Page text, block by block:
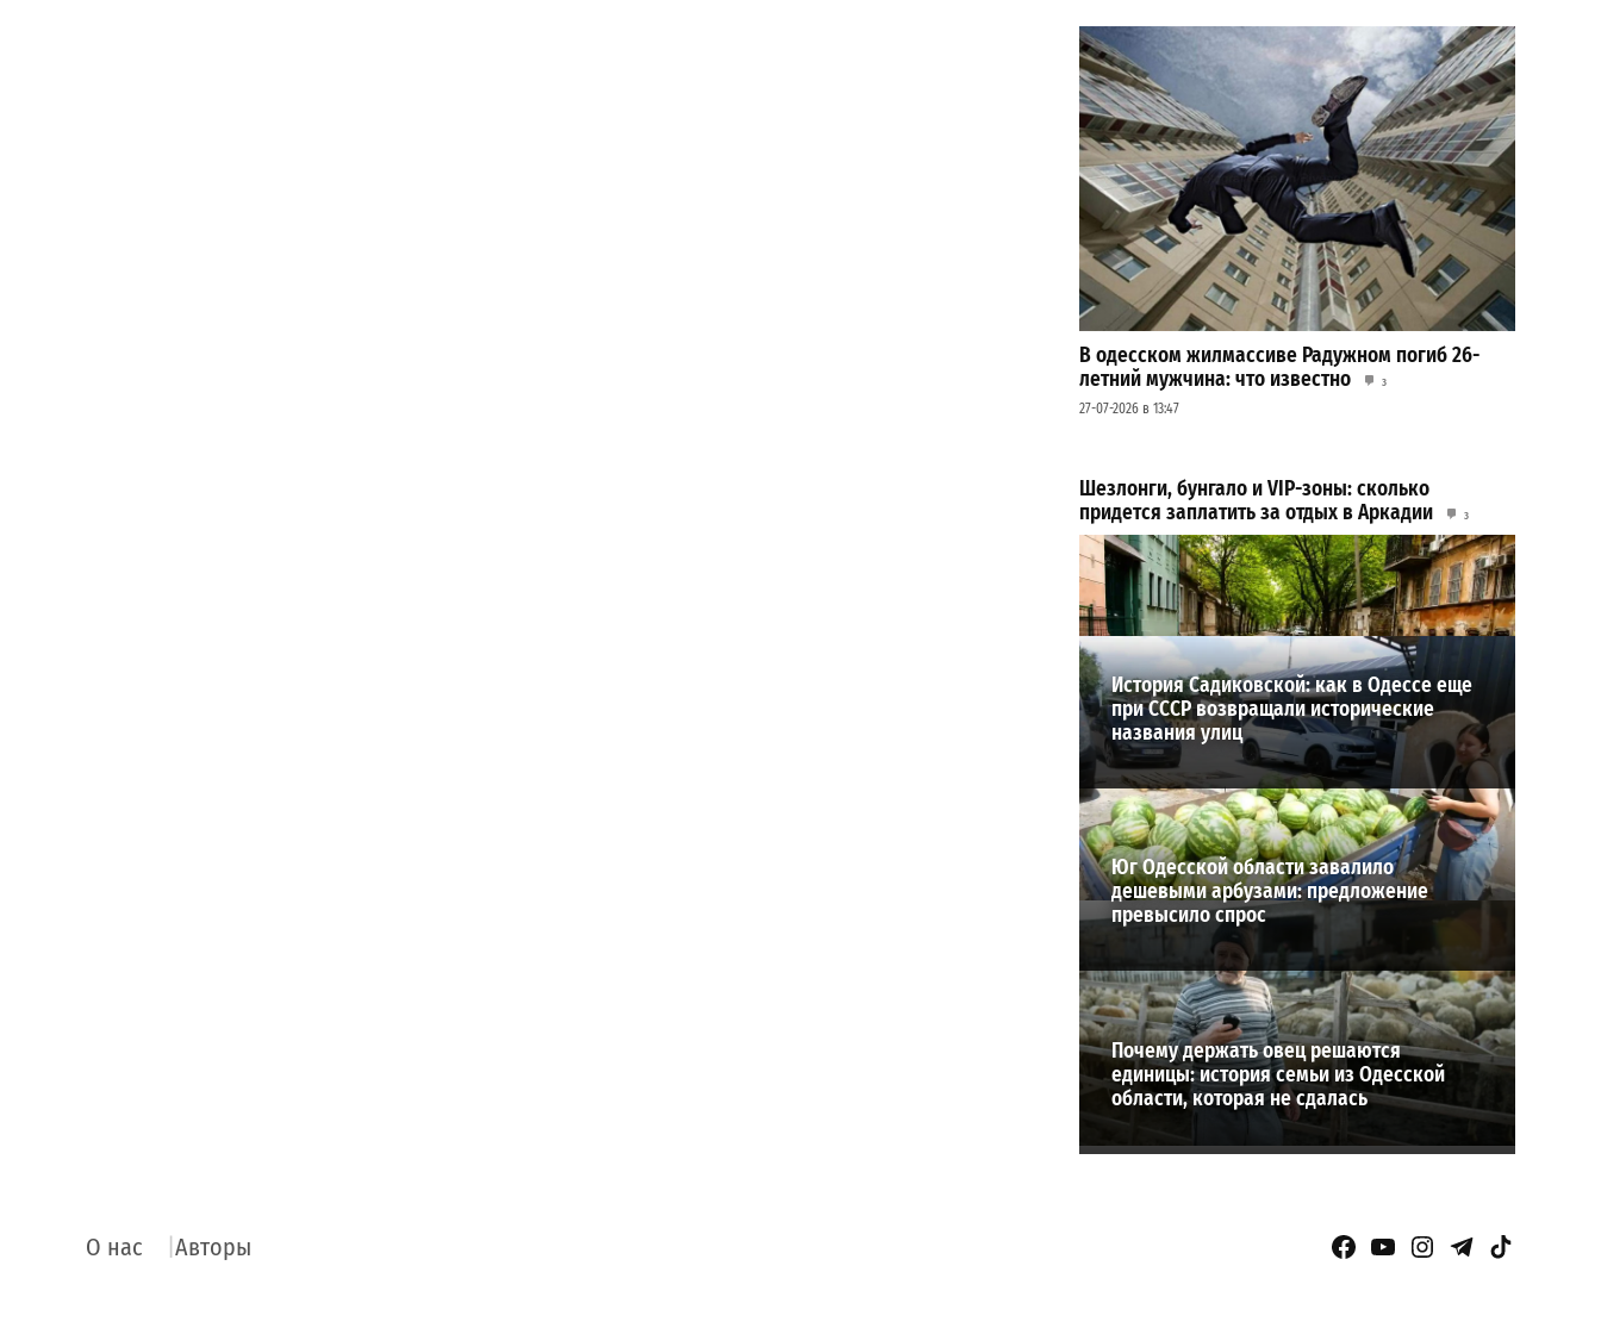
В одесском жилмассиве Радужном погиб 26-
летний мужчина: что известно
3
27-07-2026 в 13:47
Шезлонги, бунгало и VIP-зоны: сколько
придется заплатить за отдых в Аркадии
3
21-07-2026 в 19:23
ВИБОР РЕДАКЦИИ
История Садиковской: как в Одессе еще
при СССР возвращали исторические
названия улиц
Юг Одесской области завалило
дешевыми арбузами: предложение
превысило спрос
Почему держать овец решаются
единицы: история семьи из Одесской
области, которая не сдалась
О нас Авторы Facebook Page
YouTubeInstagram
Telegram
TikTok